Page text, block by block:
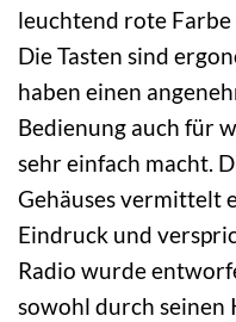
leuchtend rote
Die Tasten sind
haben einen
Bedienung auch für
sehr einfach macht.
Gehäuses vermittelt
Eindruck und
Radio wurde
sowohl durch seinen